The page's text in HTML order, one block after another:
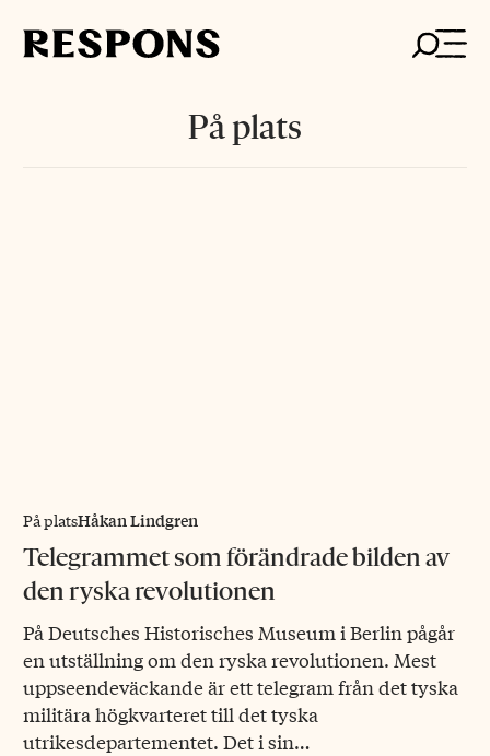
På plats
På platsHåkan Lindgren
Telegrammet som förändrade bilden av
den ryska revolutionen
På Deutsches Historisches Museum i Berlin pågår
en utställning om den ryska revolutionen. Mest
uppseendeväckande är ett telegram från det tyska
militära högkvarteret till det tyska
utrikesdepartementet. Det i sin…